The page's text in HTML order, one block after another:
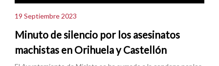
19 Septiembre 2023
Minuto de silencio por los asesinatos
machistas en Orihuela y Castellón